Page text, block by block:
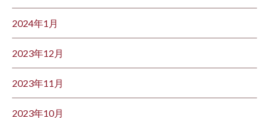
2024年1月
2023年12月
2023年11月
2023年10月